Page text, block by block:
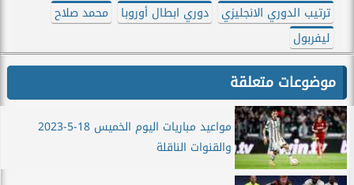
ترتيب الدوري الانجليزي
دوري ابطال أوروبا
محمد صلاح
ليفربول
موضوعات متعلقة
مواعيد مباريات اليوم الخميس 18-5-2023
والقنوات الناقلة